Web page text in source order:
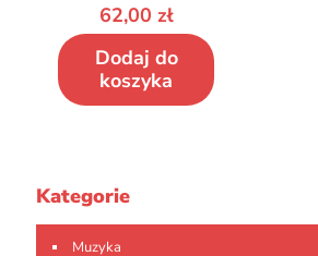
62,00 zł
Dodaj do
koszyka
Kategorie
Muzyka